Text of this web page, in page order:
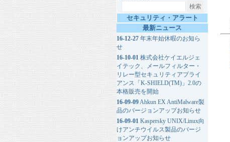
セキュリティ・アラート
最新ニュース
16-12-27 年末年始休暇のお知ら
せ
16-10-01 株式会社ケイエルジェ
イテック、メールフィルター・
リレー型セキュリティアプライ
アンス「K-SHIELD(TM)」2.0の
本格販売を開始
16-09-09Ahkun EX AntiMalware製
品のバージョンアップお知らせ
16-09-01 Kaspersky UNIX/Linux向
けアンチウイルス製品のバージ
ョンアップお知らせ